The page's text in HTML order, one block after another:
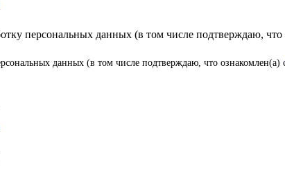
персональных данных (в том числе подтверждаю,
данных (в том числе подтверждаю, что ознакомлен(а)